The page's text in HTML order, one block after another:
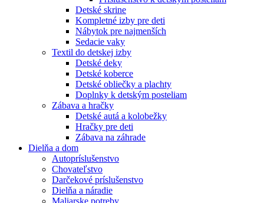
Detské skrine
Kompletné izby pre deti
Nábytok pre najmenších
Sedacie vaky
Textil do detskej izby
Detské deky
Detské koberce
Detské obliečky a plachty
Doplnky k detským posteliam
Zábava a hračky
Detské autá a kolobežky
Hračky pre deti
Zábava na záhrade
Dielňa a dom
Autopríslušenstvo
Chovateľstvo
Darčekové príslušenstvo
Dielňa a náradie
Maliarske potreby